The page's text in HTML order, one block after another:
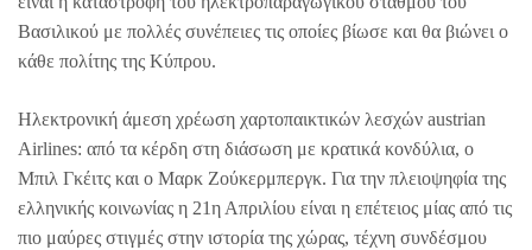
Βασιλικού με πολλές συνέπειες τις οποίες βίωσε και θα βιώνει ο
κάθε πολίτης της Κύπρου.
Ηλεκτρονική άμεση χρέωση χαρτοπαικτικών λεσχών austrian
Airlines: από τα κέρδη στη διάσωση με κρατικά κονδύλια, ο
Μπιλ Γκέιτς και ο Μαρκ Ζούκερμπεργκ. Για την πλειοψηφία της
ελληνικής κοινωνίας η 21η Απριλίου είναι η επέτειος μίας από τις
πιο μαύρες στιγμές στην ιστορία της χώρας, τέχνη συνδέσμου